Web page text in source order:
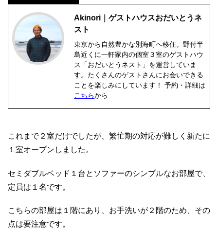
Akinori｜ゲストハウスおだいとうネ
スト
東京から自然豊かな別海町へ移住。野付半
島近くに一軒家内の個室３室のゲストハウ
ス「おだいとうネスト」を運営していま
す。たくさんのゲストさんにお会いできる
ことを楽しみにしています！ 予約・詳細は
こちらから
これまで２室だけでしたが、繁忙期の対応が難しく新たに
１室オープンしました。
セミダブルベッド１台とソファーのシンプルなお部屋で、
定員は１名です。
こちらの部屋は１階にあり、お手洗いが２階のため、その
点は要注意です。